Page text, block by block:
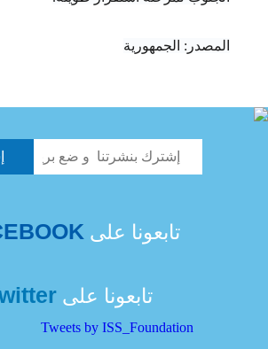
المصدر: الجمهورية
تابعونا على
تابعونا على
Tweets by ISS_Foundation